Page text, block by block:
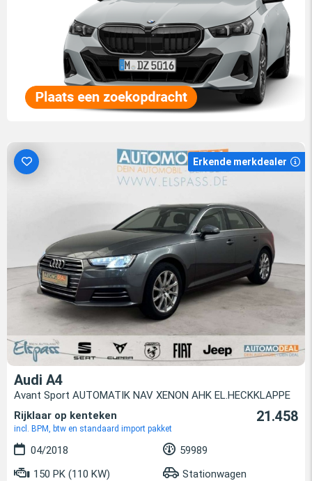
Erkende merkdealer
Audi A4
Avant Sport AUTOMATIK NAV XENON AHK EL.HECKKLAPPE
Rijklaar op kenteken
incl. BPM, btw en standaard import pakket
21.458
04/2018
59989
150 PK (110 KW)
Stationwagen